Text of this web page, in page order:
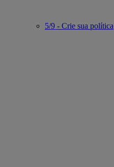
5/9 - Crie sua política